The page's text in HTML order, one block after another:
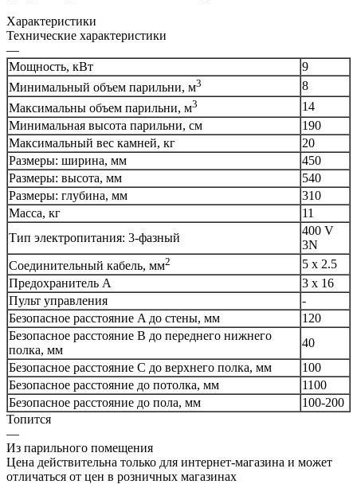
Характеристики
Технические характеристики
—
Мощность, кВт
9
Минимальный объем парильни, м3
8
Максимальны объем парильни, м3
14
Минимальная высота парильни, см
190
Максимальный вес камней, кг
20
Размеры: ширина, мм
450
Размеры: высота, мм
540
Размеры: глубина, мм
310
Масса, кг
11
Тип электропитания: 3-фазный
400 V
3N
Соединительный кабель, мм2
5 x 2.5
Предохранитель A
3 x 16
Пульт управления
-
Безопасное расстояние A до стены, мм
120
Безопасное расстояние B до переднего нижнего
полка, мм
40
Безопасное расстояние C до верхнего полка, мм
100
Безопасное расстояние до потолка, мм
1100
Безопасное расстояние до пола, мм
100-200
Топится
—
Из парильного помещения
Цена действительна только для интернет-магазина и может
отличаться от цен в розничных магазинах